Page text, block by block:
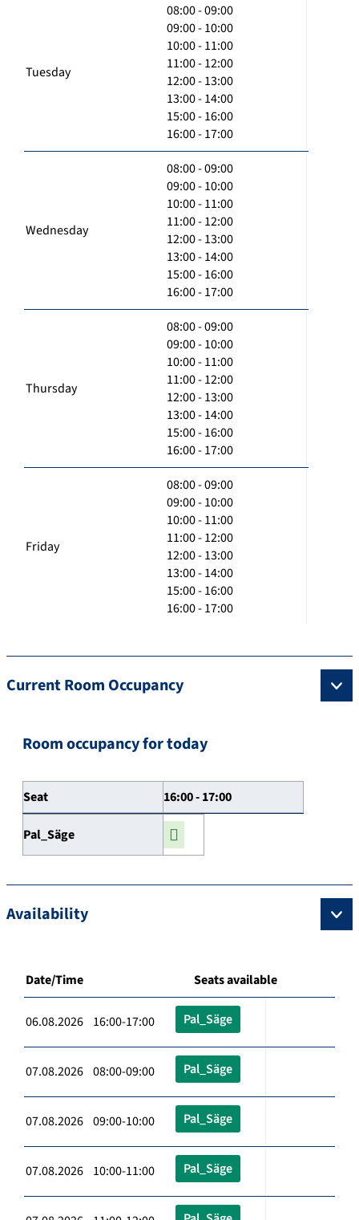
Tuesday
08:00 - 09:00
09:00 - 10:00
10:00 - 11:00
11:00 - 12:00
12:00 - 13:00
13:00 - 14:00
15:00 - 16:00
16:00 - 17:00
Wednesday
08:00 - 09:00
09:00 - 10:00
10:00 - 11:00
11:00 - 12:00
12:00 - 13:00
13:00 - 14:00
15:00 - 16:00
16:00 - 17:00
Thursday
08:00 - 09:00
09:00 - 10:00
10:00 - 11:00
11:00 - 12:00
12:00 - 13:00
13:00 - 14:00
15:00 - 16:00
16:00 - 17:00
Friday
08:00 - 09:00
09:00 - 10:00
10:00 - 11:00
11:00 - 12:00
12:00 - 13:00
13:00 - 14:00
15:00 - 16:00
16:00 - 17:00
Current Room Occupancy
Room occupancy for today
Seat 16:00 - 17:00
Pal_Säge
Availability
Date/Time Seats available
06.08.2026 16:00-17:00 Pal_Säge
07.08.2026 08:00-09:00 Pal_Säge
07.08.2026 09:00-10:00 Pal_Säge
07.08.2026 10:00-11:00 Pal_Säge